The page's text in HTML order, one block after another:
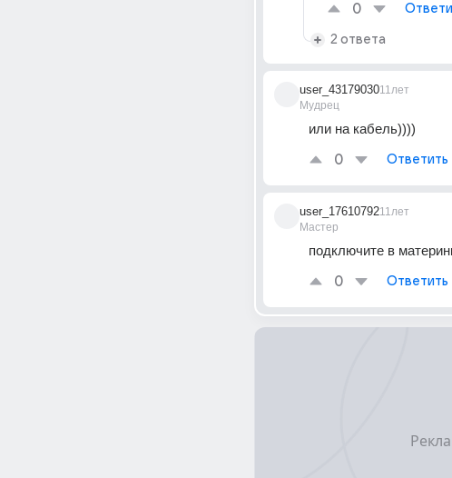
0
2 ответа
user_43179030
Мудрец
11лет
или на кабель))))
0 Ответить
user_17610792
Мастер
11лет
подключите в
0 Ответить